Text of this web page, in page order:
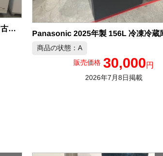
HITACHI 2024年製 617L 6ドア冷凍冷 中古品販売
商品の状態：A
販売価格 30,000円
2026年7月8日掲載